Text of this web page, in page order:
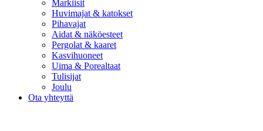
Markiisit
Huvimajat & katokset
Pihavajat
Aidat & näköesteet
Pergolat & kaaret
Kasvihuoneet
Uima & Porealtaat
Tulisijat
Joulu
Ota yhteyttä